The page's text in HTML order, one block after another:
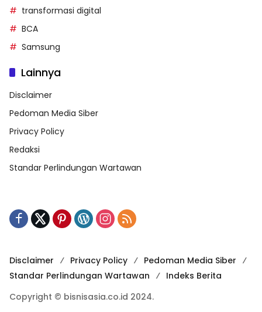
transformasi digital
BCA
Samsung
Lainnya
Disclaimer
Pedoman Media Siber
Privacy Policy
Redaksi
Standar Perlindungan Wartawan
Disclaimer Privacy Policy
Pedoman Media Siber
Standar Perlindungan Wartawan
Indeks Berita
Copyright © bisnisasia.co.id 2024.